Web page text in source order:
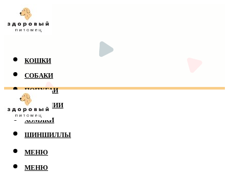
КОШКИ
СОБАКИ
ПОПУГАИ
РЕПТИЛИИ
ХОМЯКИ
ШИНШИЛЛЫ
МЕНЮ
МЕНЮ